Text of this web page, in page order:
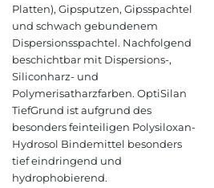
Platten), Gipsputzen, Gipsspachtel
und schwach gebundenem
Dispersionsspachtel. Nachfolgend
beschichtbar mit Dispersions-,
Siliconharz- und
Polymerisatharzfarben. OptiSilan
TiefGrund ist aufgrund des
besonders feinteiligen Polysiloxan-
Hydrosol Bindemittel besonders
tief eindringend und
hydrophobierend.